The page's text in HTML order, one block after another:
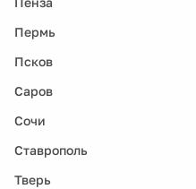
Пермь
Псков
Саров
Сочи
Ставрополь
Тверь